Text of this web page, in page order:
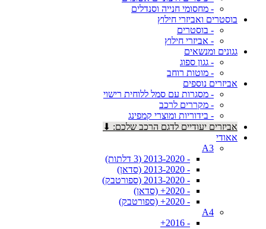
- מחסומי חנייה וסנדלים
בוסטרים ואביזרי חילוץ
- בוסטרים
- אביזרי חילוץ
גגונים ומנשאים
- גגון ספוג
- מוטות רוחב
אביזרים נוספים
- מסגרות עם סמל ללוחית רישוי
- מקררים לרכב
- בידוריות ומוצרי קמפינג
אביזרים יעודיים לדגם הרכב שלכם: ⬇
אאודי
A3
- 2013-2020 (3 דלתות)
- 2013-2020 (סדאן)
- 2013-2020 (ספורטבק)
- 2020+ (סדאן)
- 2020+ (ספורטבק)
A4
- 2016+